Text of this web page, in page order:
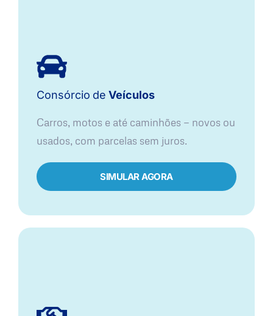
Consórcio de Veículos
Carros, motos e até caminhões — novos ou
usados, com parcelas sem juros.
SIMULAR AGORA